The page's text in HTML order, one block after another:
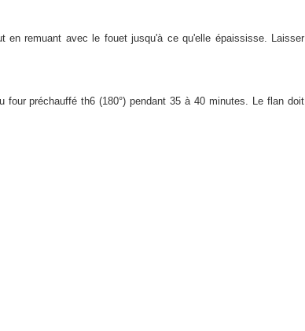
remuant avec le fouet jusqu'à ce qu'elle épaississe. Laisser
préchauffé th6 (180°) pendant 35 à 40 minutes. Le flan doit